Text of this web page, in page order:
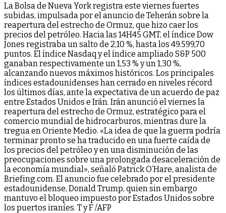
La Bolsa de Nueva York registra este viernes fuertes
subidas, impulsada por el anuncio de Teherán sobre la
reapertura del estrecho de Ormuz, que hizo caer los
precios del petróleo. Hacia las 14H45 GMT, el índice Dow
Jones registraba un salto de 2,10 %, hasta los 49.599,70
puntos. El índice Nasdaq y el índice ampliado S&P 500
ganaban respectivamente un 1,53 % y un 1,30 %,
alcanzando nuevos máximos históricos. Los principales
índices estadounidenses han cerrado en niveles récord
los últimos días, ante la expectativa de un acuerdo de paz
entre Estados Unidos e Irán. Irán anunció el viernes la
reapertura del estrecho de Ormuz, estratégico para el
comercio mundial de hidrocarburos, mientras dure la
tregua en Oriente Medio. «La idea de que la guerra podría
terminar pronto se ha traducido en una fuerte caída de
los precios del petróleo y en una disminución de las
preocupaciones sobre una prolongada desaceleración de
la economía mundial», señaló Patrick O’Hare, analista de
Briefing.com. El anuncio fue celebrado por el presidente
estadounidense, Donald Trump, quien sin embargo
mantuvo el bloqueo impuesto por Estados Unidos sobre
los puertos iraníes. T y F /AFP